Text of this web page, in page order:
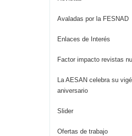
Avaladas por la FESNAD
Enlaces de Interés
Factor impacto revistas
La AESAN celebra su
aniversario
Slider
Ofertas de trabajo